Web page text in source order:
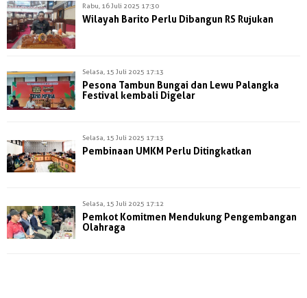
Rabu, 16 Juli 2025 17:30
Wilayah Barito Perlu Dibangun RS Rujukan
Selasa, 15 Juli 2025 17:13
Pesona Tambun Bungai dan Lewu Palangka
Festival kembali Digelar
Selasa, 15 Juli 2025 17:13
Pembinaan UMKM Perlu Ditingkatkan
Selasa, 15 Juli 2025 17:12
Pemkot Komitmen Mendukung Pengembangan
Olahraga